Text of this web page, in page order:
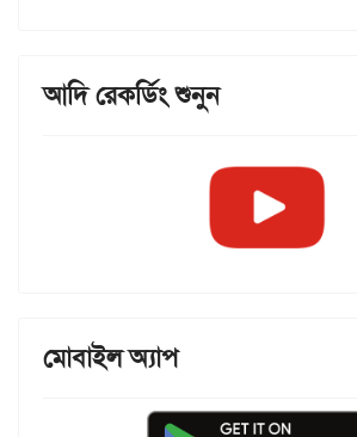
আদি রেকর্ডিং শুনুন
মোবাইল অ্যাপ